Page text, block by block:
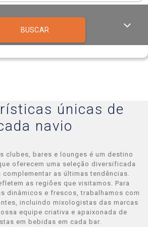
BUSCAR
únicas de
navio
clubes, bares e lounges é um destino
oferecem uma seleção diversificada
as últimas tendências.
as regiões que visitamos. Para
dinâmicos e frescos, trabalhamos com
incluindo mixologistas das marcas
equipe criativa e apaixonada de
em bebidas em cada bar.